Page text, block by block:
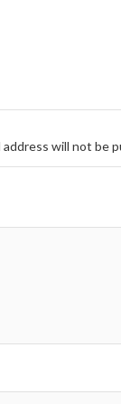
address will not be